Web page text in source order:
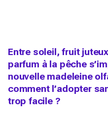
Entre soleil, fruit
parfum à la pêche
nouvelle madeleine
comment l’adopter
trop facile ?